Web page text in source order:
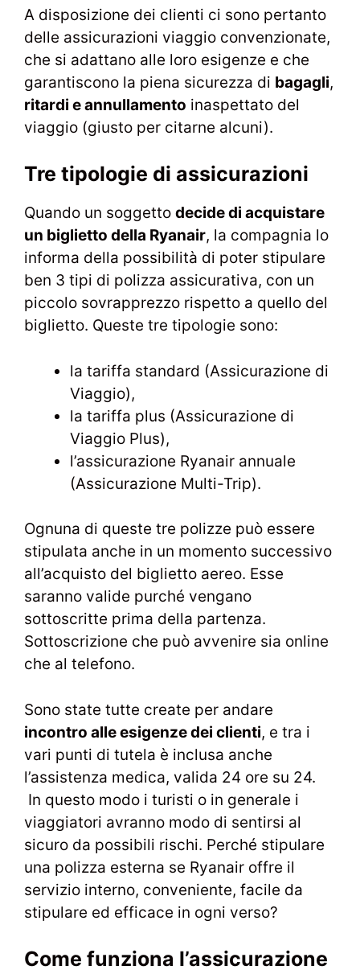
A disposizione dei clienti ci sono pertanto
delle assicurazioni viaggio convenzionate,
che si adattano alle loro esigenze e che
garantiscono la piena sicurezza di bagagli,
ritardi e annullamento inaspettato del
viaggio (giusto per citarne alcuni).
Tre tipologie di assicurazioni
Quando un soggetto decide di acquistare
un biglietto della Ryanair, la compagnia lo
informa della possibilità di poter stipulare
ben 3 tipi di polizza assicurativa, con un
piccolo sovrapprezzo rispetto a quello del
biglietto. Queste tre tipologie sono:
la tariffa standard (Assicurazione di
Viaggio),
la tariffa plus (Assicurazione di
Viaggio Plus),
l’assicurazione Ryanair annuale
(Assicurazione Multi-Trip).
Ognuna di queste tre polizze può essere
stipulata anche in un momento successivo
all’acquisto del biglietto aereo. Esse
saranno valide purché vengano
sottoscritte prima della partenza.
Sottoscrizione che può avvenire sia online
che al telefono.
Sono state tutte create per andare
incontro alle esigenze dei clienti, e tra i
vari punti di tutela è inclusa anche
l’assistenza medica, valida 24 ore su 24.
In questo modo i turisti o in generale i
viaggiatori avranno modo di sentirsi al
sicuro da possibili rischi. Perché stipulare
una polizza esterna se Ryanair offre il
servizio interno, conveniente, facile da
stipulare ed efficace in ogni verso?
Come funziona l’assicurazione